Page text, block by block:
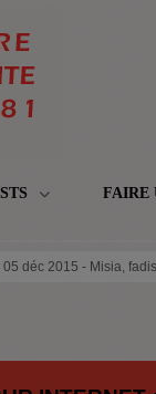
FAIRE
05 déc 2015 - Misia,